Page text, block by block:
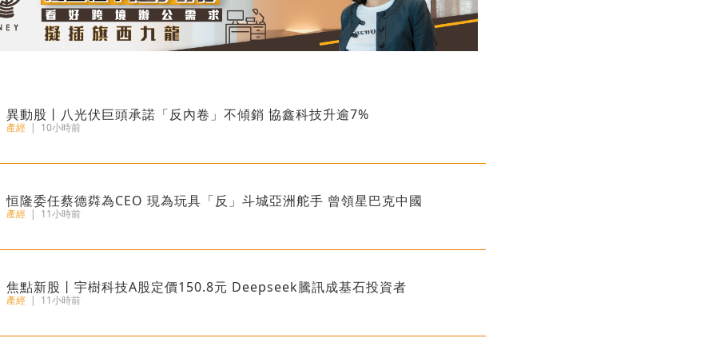
異動股丨八光伏巨頭承諾「反內卷」不傾銷 協鑫科技升逾7%
產經 | 10小時前
恒隆委任蔡德粦為CEO 現為玩具「反」斗城亞洲舵手 曾領星巴克中國
產經 | 11小時前
焦點新股丨宇樹科技A股定價150.8元 Deepseek騰訊成基石投資者
產經 | 11小時前